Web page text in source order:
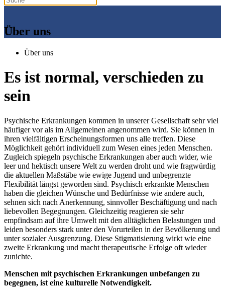
Über uns
Über uns
Es ist normal, verschieden zu
sein
Psychische Erkrankungen kommen in unserer Gesellschaft sehr viel
häufiger vor als im Allgemeinen angenommen wird. Sie können in
ihren vielfältigen Erscheinungsformen uns alle treffen. Diese
Möglichkeit gehört individuell zum Wesen eines jeden Menschen.
Zugleich spiegeln psychische Erkrankungen aber auch wider, wie
leer und hektisch unsere Welt zu werden droht und wie fragwürdig
die aktuellen Maßstäbe wie ewige Jugend und unbegrenzte
Flexibilität längst geworden sind. Psychisch erkrankte Menschen
haben die gleichen Wünsche und Bedürfnisse wie andere auch,
sehnen sich nach Anerkennung, sinnvoller Beschäftigung und nach
liebevollen Begegnungen. Gleichzeitig reagieren sie sehr
empfindsam auf ihre Umwelt mit den alltäglichen Belastungen und
leiden besonders stark unter den Vorurteilen in der Bevölkerung und
unter sozialer Ausgrenzung. Diese Stigmatisierung wirkt wie eine
zweite Erkrankung und macht therapeutische Erfolge oft wieder
zunichte.
Menschen mit psychischen Erkrankungen unbefangen zu
begegnen, ist eine kulturelle Notwendigkeit.